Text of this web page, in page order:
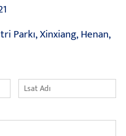
Parkı, Xinxiang, Henan,